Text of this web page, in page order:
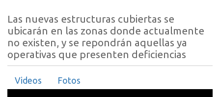
Las nuevas estructuras cubiertas se
ubicarán en las zonas donde actualmente
no existen, y se repondrán aquellas ya
operativas que presenten deficiencias
Videos Fotos